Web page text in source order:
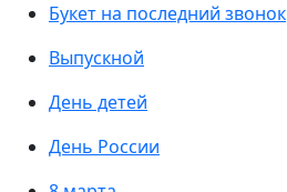
Букет на последний звонок
Выпускной
День детей
День России